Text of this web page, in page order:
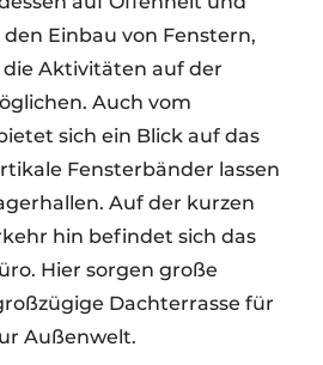
Einbau von Fenstern,
Aktivitäten auf der
Auch vom
sich ein Blick auf das
Fensterbänder lassen
Auf der kurzen
hin befindet sich das
Hier sorgen große
Dachterrasse für
Außenwelt.